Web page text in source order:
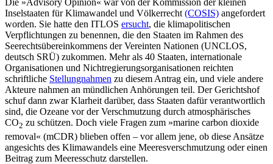
Die »Advisory Opinion« war von der Kommission der kleinen
Inselstaaten für Klimawandel und Völkerrecht (COSIS) angefordert
worden. Sie hatte den ITLOS ersucht, die klimapolitischen
Verpflichtungen zu benennen, die den Staaten im Rah­men des
Seerechtsübereinkommens der Vereinten Nationen (UNCLOS,
deutsch SRÜ) zukommen. Mehr als 40 Staaten, interna­­tionale
Organisationen und Nichtregierungsorganisationen reichten
schriftliche Stellungnahmen zu diesem Antrag ein, und viele andere
Akteure nahmen an mündlichen Anhörungen teil. Der Gerichtshof
schuf dann zwar Klarheit darüber, dass Staa­ten dafür verantwortlich
sind, die Ozeane vor der Verschmutzung durch atmosphärisches
CO2 zu schützen. Doch viele Fragen zum »marine carbon dioxide
removal« (mCDR) blieben offen – vor allem jene, ob diese Ansätze
angesichts des Klimawandels eine Meeresverschmutzung oder einen
Bei­trag zum Meeresschutz darstellen.